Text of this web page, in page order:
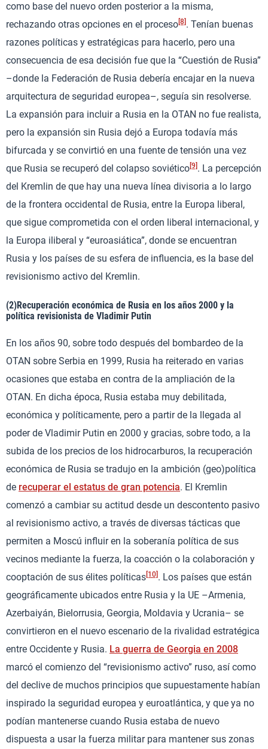
como base del nuevo orden posterior a la misma,
rechazando otras opciones en el proceso [8] . Tenían buenas
razones políticas y estratégicas para hacerlo, pero una
consecuencia de esa decisión fue que la “Cuestión de Rusia”
–donde la Federación de Rusia debería encajar en la nueva
arquitectura de seguridad europea–, seguía sin resolverse.
La expansión para incluir a Rusia en la OTAN no fue realista,
pero la expansión sin Rusia dejó a Europa todavía más
bifurcada y se convirtió en una fuente de tensión una vez
que Rusia se recuperó del colapso soviético [9] . La percepción
del Kremlin de que hay una nueva línea divisoria a lo largo
de la frontera occidental de Rusia, entre la Europa liberal,
que sigue comprometida con el orden liberal internacional, y
la Europa iliberal y “euroasiática”, donde se encuentran
Rusia y los países de su esfera de influencia, es la base del
revisionismo activo del Kremlin.
(2)Recuperación económica de Rusia en los años 2000 y la
política revisionista de Vladimir Putin
En los años 90, sobre todo después del bombardeo de la
OTAN sobre Serbia en 1999, Rusia ha reiterado en varias
ocasiones que estaba en contra de la ampliación de la
OTAN. En dicha época, Rusia estaba muy debilitada,
económica y políticamente, pero a partir de la llegada al
poder de Vladimir Putin en 2000 y gracias, sobre todo, a la
subida de los precios de los hidrocarburos, la recuperación
económica de Rusia se tradujo en la ambición (geo)política
de recuperar el estatus de gran potencia. El Kremlin
comenzó a cambiar su actitud desde un descontento pasivo
al revisionismo activo, a través de diversas tácticas que
permiten a Moscú influir en la soberanía política de sus
vecinos mediante la fuerza, la coacción o la colaboración y
cooptación de sus élites políticas [10] . Los países que están
geográficamente ubicados entre Rusia y la UE –Armenia,
Azerbaiyán, Bielorrusia, Georgia, Moldavia y Ucrania– se
convirtieron en el nuevo escenario de la rivalidad estratégica
entre Occidente y Rusia. La guerra de Georgia en 2008
marcó el comienzo del “revisionismo activo” ruso, así como
del declive de muchos principios que supuestamente habían
inspirado la seguridad europea y euroatlántica, y que ya no
podían mantenerse cuando Rusia estaba de nuevo
dispuesta a usar la fuerza militar para mantener sus zonas